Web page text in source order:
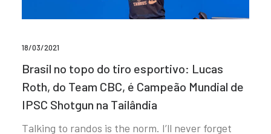
18/03/2021
Brasil no topo do tiro esportivo: Lucas
Roth, do Team CBC, é Campeão Mundial de
IPSC Shotgun na Tailândia
Talking to randos is the norm. I’ll never forget